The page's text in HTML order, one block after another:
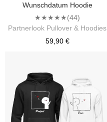
Wunschdatum Hoodie
★★★★★(44)
Partnerlook Pullover & Hoodies
59,90 €